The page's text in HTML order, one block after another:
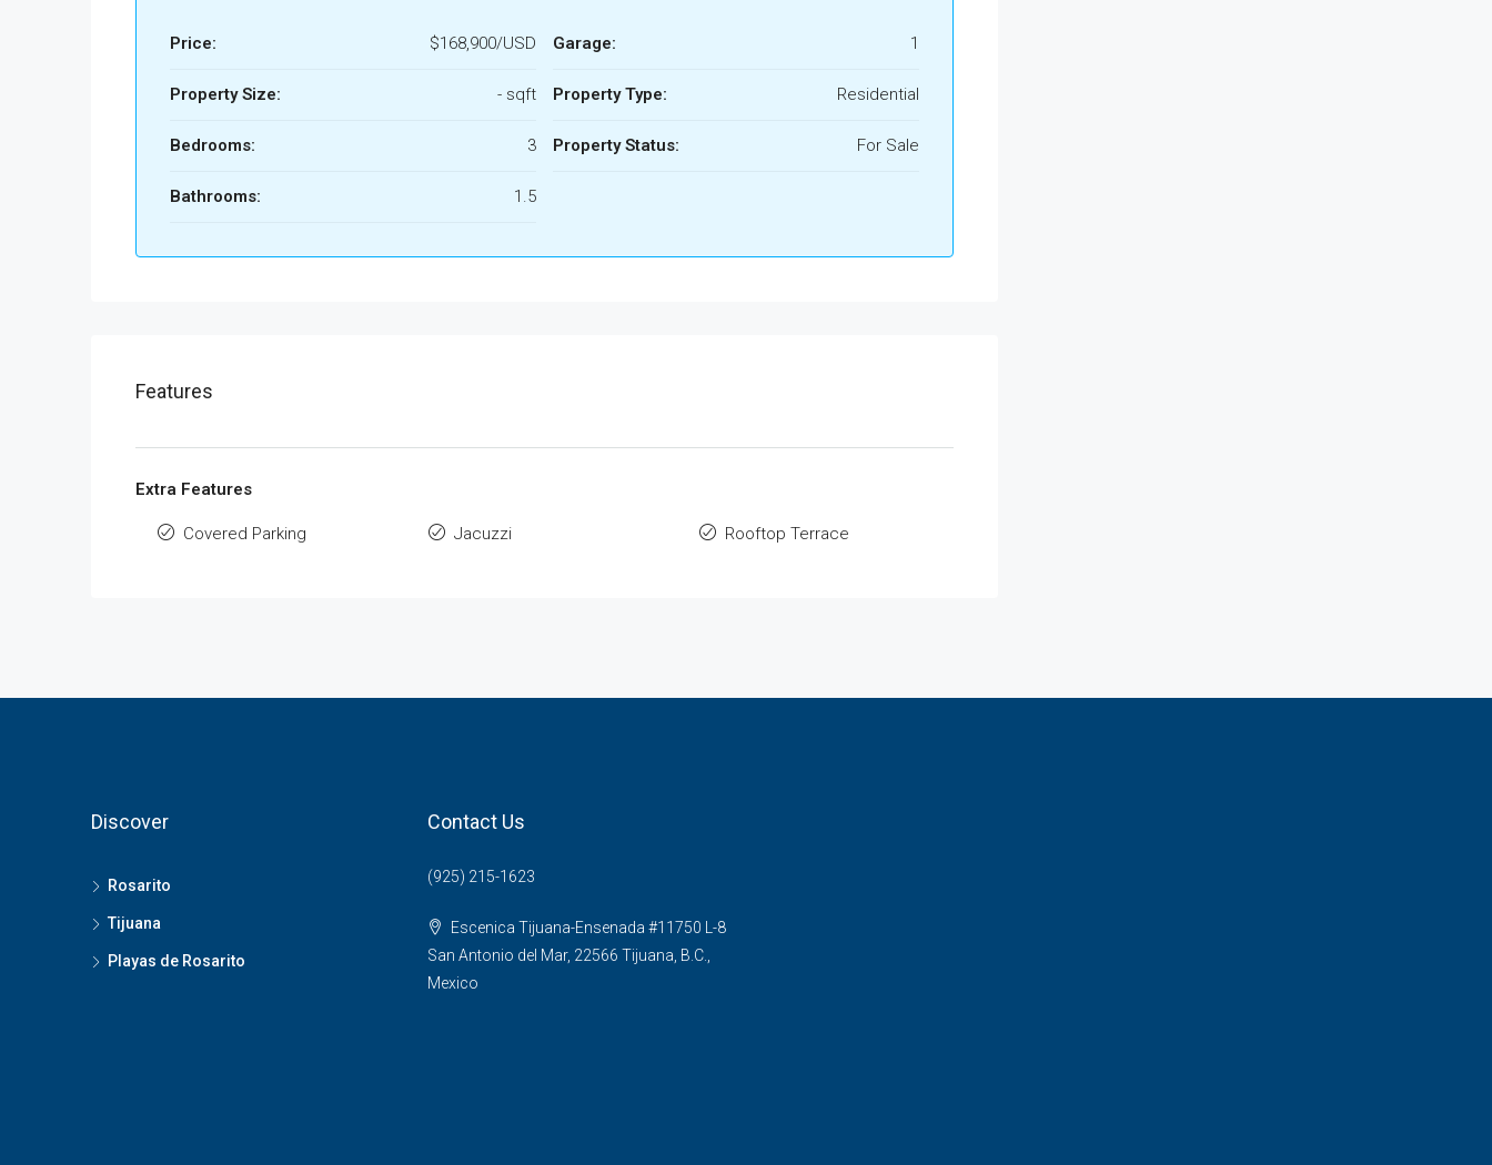
Price: $168,900/USD
Property Size: - sqft
Bedrooms: 3
Bathrooms: 1.5
Garage: 1
Property Type: Residential
Property Status: For Sale
Features
Extra Features
Covered Parking Jacuzzi Rooftop Terrace
Discover
Rosarito
Tijuana
Playas de Rosarito
Contact Us
(925) 215-1623
Escenica Tijuana-Ensenada #11750 L-8
San Antonio del Mar, 22566 Tijuana, B.C.,
Mexico